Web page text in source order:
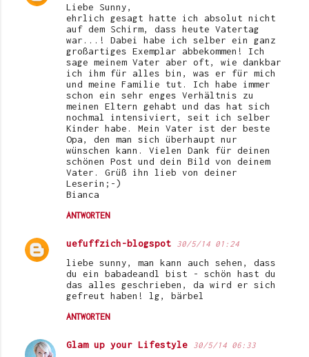
Liebe Sunny,
ehrlich gesagt hatte ich absolut nicht
auf dem Schirm, dass heute Vatertag
war...! Dabei habe ich selber ein ganz
großartiges Exemplar abbekommen! Ich
sage meinem Vater aber oft, wie dankbar
ich ihm für alles bin, was er für mich
und meine Familie tut. Ich habe immer
schon ein sehr enges Verhältnis zu
meinen Eltern gehabt und das hat sich
nochmal intensiviert, seit ich selber
Kinder habe. Mein Vater ist der beste
Opa, den man sich überhaupt nur
wünschen kann. Vielen Dank für deinen
schönen Post und dein Bild von deinem
Vater. Grüß ihn lieb von deiner
Leserin;-)
Bianca
ANTWORTEN
uefuffzich-blogspot 30/5/14 01:24
liebe sunny, man kann auch sehen, dass
du ein babadeandl bist - schön hast du
das alles geschrieben, da wird er sich
gefreut haben! lg, bärbel
ANTWORTEN
Glam up your Lifestyle 30/5/14 06:33